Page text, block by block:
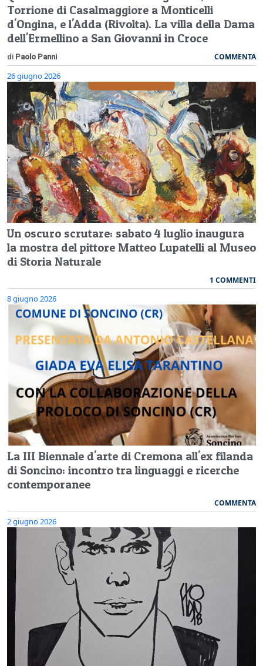
Torrione di Casalmaggiore a Monticelli
d'Ongina, e l'Adda (Rivolta). La villa della Dama
dell'Ermellino a San Giovanni in Croce
di Paolo Panni COMMENTA
26 giugno 2026
Un oscuro scrutare: sabato 4 luglio inaugura
la mostra del pittore Matteo Lupatelli al Museo
di Storia Naturale
1 COMMENTI
8 giugno 2026
La III Biennale d'arte di Cremona all'ex filanda
di Soncino: incontro tra linguaggi e ricerche
contemporanee
COMMENTA
2 giugno 2026